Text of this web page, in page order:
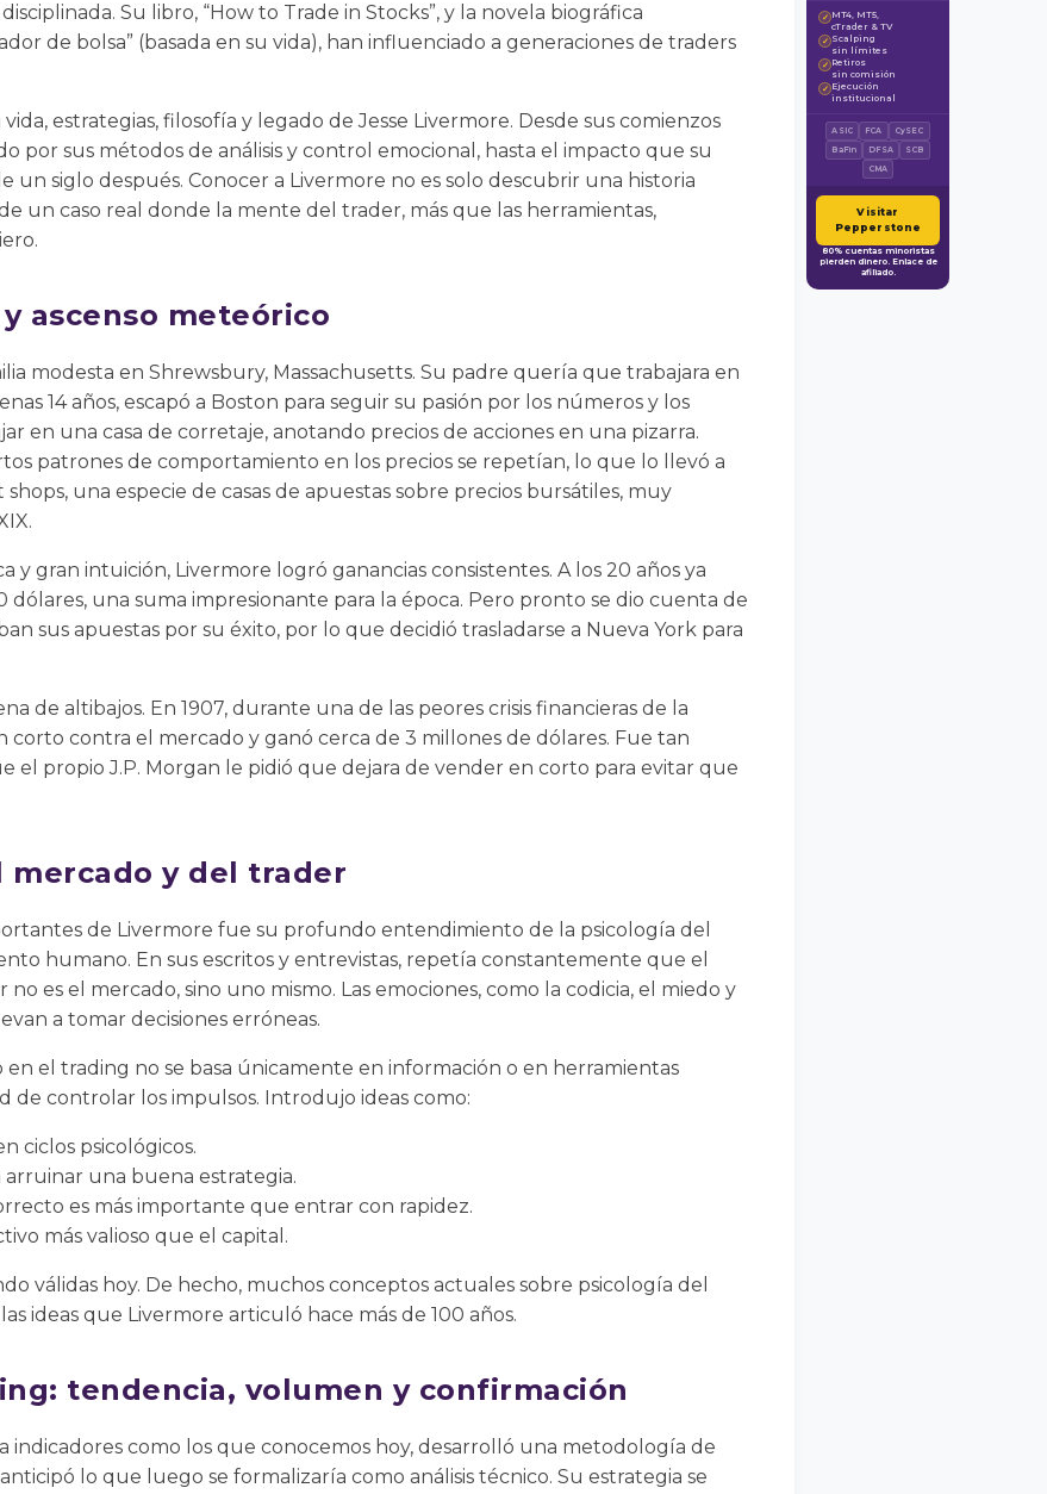
Su libro, “How to Trade in Stocks”, y la novela biográfica
de bolsa” (basada en su vida), han influenciado a generaciones de traders
estrategias, filosofía y legado de Jesse Livermore. Desde sus comienzos
por sus métodos de análisis y control emocional, hasta el impacto que su
un siglo después. Conocer a Livermore no es solo descubrir una historia
un caso real donde la mente del trader, más que las herramientas,
ascenso meteórico
modesta en Shrewsbury, Massachusetts. Su padre quería que trabajara en
14 años, escapó a Boston para seguir su pasión por los números y los
en una casa de corretaje, anotando precios de acciones en una pizarra.
patrones de comportamiento en los precios se repetían, lo que lo llevó a
una especie de casas de apuestas sobre precios bursátiles, muy
y gran intuición, Livermore logró ganancias consistentes. A los 20 años ya
dólares, una suma impresionante para la época. Pero pronto se dio cuenta de
sus apuestas por su éxito, por lo que decidió trasladarse a Nueva York para
de altibajos. En 1907, durante una de las peores crisis financieras de la
corto contra el mercado y ganó cerca de 3 millones de dólares. Fue tan
el propio J.P. Morgan le pidió que dejara de vender en corto para evitar que
mercado y del trader
de Livermore fue su profundo entendimiento de la psicología del
humano. En sus escritos y entrevistas, repetía constantemente que el
es el mercado, sino uno mismo. Las emociones, como la codicia, el miedo y
a tomar decisiones erróneas.
el trading no se basa únicamente en información o en herramientas
de controlar los impulsos. Introdujo ideas como:
ciclos psicológicos.
arruinar una buena estrategia.
es más importante que entrar con rapidez.
más valioso que el capital.
válidas hoy. De hecho, muchos conceptos actuales sobre psicología del
ideas que Livermore articuló hace más de 100 años.
tendencia, volumen y confirmación
indicadores como los que conocemos hoy, desarrolló una metodología de
lo que luego se formalizaría como análisis técnico. Su estrategia se
✓ MT4, MT5,
cTrader & TV
✓ Scalping
sin límites
✓ Retiros
sin comisión
✓ Ejecución
institucional
ASIC FCA
CySEC
BaFin
DFSA
SCB
CMA
Visitar
Pepperstone
80% cuentas minoristas
pierden dinero. Enlace de
afiliado.